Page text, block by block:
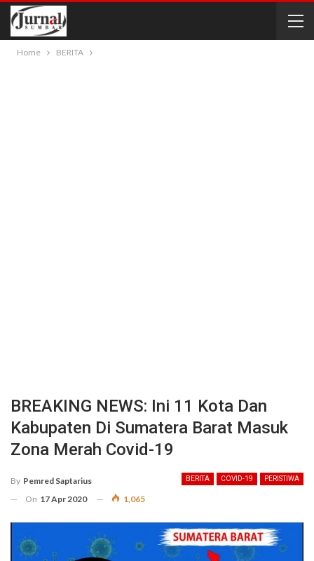
Home BERITA
BREAKING NEWS: Ini 11 Kota Dan
Kabupaten Di Sumatera Barat Masuk
Zona Merah Covid-19
BERITA COVID-19 PERISTIWA
By Pemred Saptarius
On 17 Apr 2020 1,065